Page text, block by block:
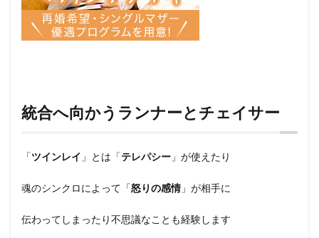
統合へ向かうランナーとチェイサー
「ツインレイ 」とは「テレパシー 」が使えたり
魂のシンクロによって「怒りの感情」が相手に
伝わってしまったり不思議なことも経験します